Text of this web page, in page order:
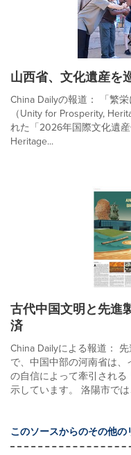
山西省、文化遺産を
China Dailyの報道： 「繁
（Unity for Prosperity,
れた「2026年国際文化遺
Heritage...
古代中国文明と先進
済
China Dailyによる報道：
で、中国中部の河南省は
の自信によって牽引され
示しています。 洛陽市で
このソースからのその他の